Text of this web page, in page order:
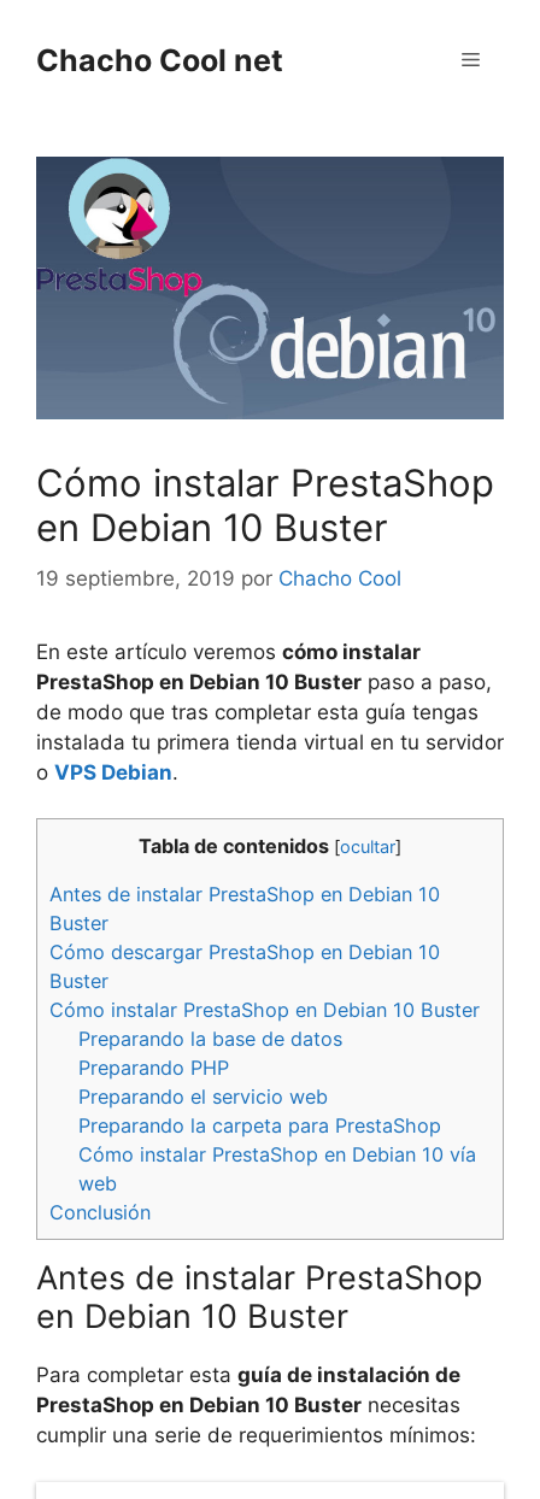
contenido
Chacho Cool net Menú
Cómo instalar PrestaShop
en Debian 10 Buster
19 septiembre, 2019 por Chacho Cool
En este artículo veremos cómo instalar
PrestaShop en Debian 10 Buster paso a paso,
de modo que tras completar esta guía tengas
instalada tu primera tienda virtual en tu servidor
o VPS Debian.
Tabla de contenidos [ocultar]
Antes de instalar PrestaShop en Debian 10
Buster
Cómo descargar PrestaShop en Debian 10
Buster
Cómo instalar PrestaShop en Debian 10 Buster
Preparando la base de datos
Preparando PHP
Preparando el servicio web
Preparando la carpeta para PrestaShop
Cómo instalar PrestaShop en Debian 10 vía
web
Conclusión
Antes de instalar PrestaShop
en Debian 10 Buster
Para completar esta guía de instalación de
PrestaShop en Debian 10 Buster necesitas
cumplir una serie de requerimientos mínimos: